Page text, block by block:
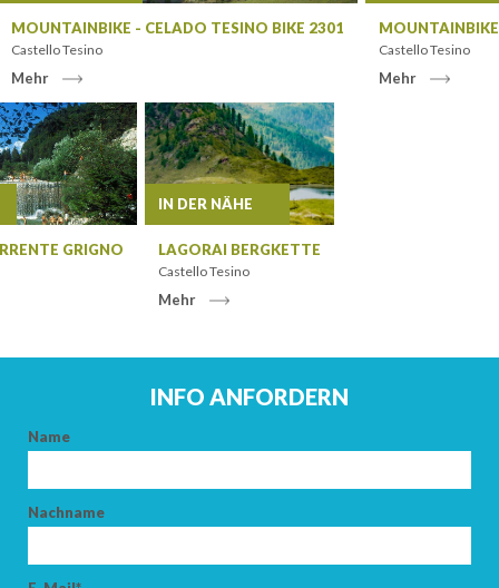
ANKUNFT
ABFAHRT
ERWACHSENE
KINDER
MOUNTAINBIKE - CELADO TESINO BIKE 2301
Castello Tesino
Mehr
Castello Tesino
Mehr
GRIGNO
IN DER NÄHE
LAGORAI BERGKETTE
Castello Tesino
Mehr
INFO ANFORDERN
Name
Nachname